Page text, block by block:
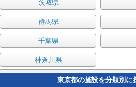
茨城県
群馬県
千葉県
神奈川県
東京都の施設を分類別に